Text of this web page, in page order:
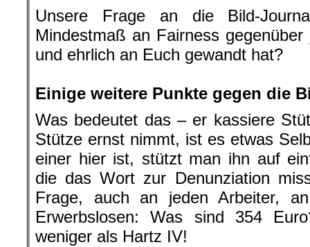
Unsere Frage an die Bild-
Mindestmaß an Fairness
und ehrlich an Euch gewandt hat?
Einige weitere Punkte gegen die
Was bedeutet das – er kassiere
Stütze ernst nimmt, ist es etwas
einer hier ist, stützt man ihn auf
die das Wort zur Denunziation
Frage, auch an jeden Arbeiter,
Erwerbslosen: Was sind 354
weniger als Hartz IV!